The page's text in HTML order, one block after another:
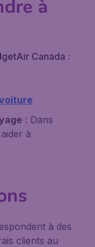
à
Canada :
: Dans
à
à des
clients au